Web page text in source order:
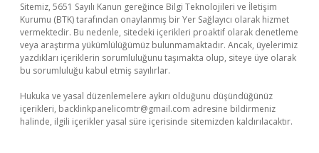
Sitemiz, 5651 Sayılı Kanun gereğince Bilgi Teknolojileri ve İletişim
Kurumu (BTK) tarafından onaylanmış bir Yer Sağlayıcı olarak hizmet
vermektedir. Bu nedenle, sitedeki içerikleri proaktif olarak denetleme
veya araştırma yükümlülüğümüz bulunmamaktadır. Ancak, üyelerimiz
yazdıkları içeriklerin sorumluluğunu taşımakta olup, siteye üye olarak
bu sorumluluğu kabul etmiş sayılırlar.
Hukuka ve yasal düzenlemelere aykırı olduğunu düşündüğünüz
içerikleri, backlinkpanelicomtr@gmail.com adresine bildirmeniz
halinde, ilgili içerikler yasal süre içerisinde sitemizden kaldırılacaktır.